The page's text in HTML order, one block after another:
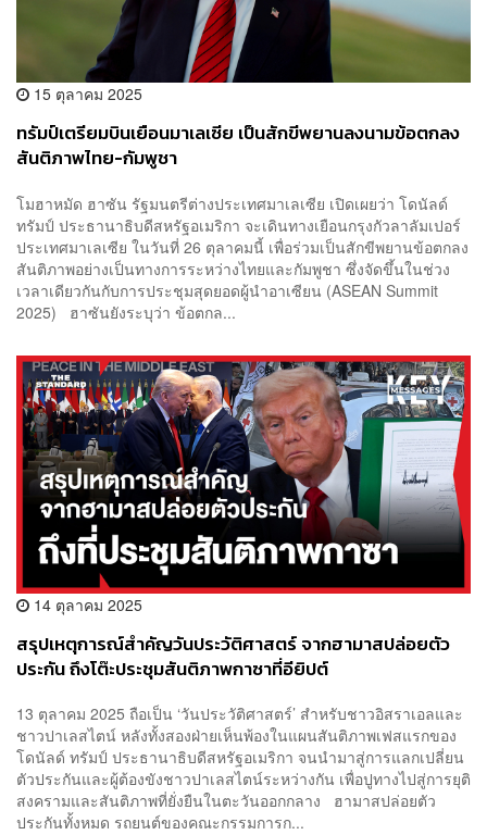
15 ตุลาคม 2025
ทรัมป์เตรียมบินเยือนมาเลเซีย เป็นสักขีพยานลงนามข้อตกลง
สันติภาพไทย-กัมพูชา
โมฮาหมัด ฮาซัน รัฐมนตรีต่างประเทศมาเลเซีย เปิดเผยว่า โดนัลด์
ทรัมป์ ประธานาธิบดีสหรัฐอเมริกา จะเดินทางเยือนกรุงกัวลาลัมเปอร์
ประเทศมาเลเซีย ในวันที่ 26 ตุลาคมนี้ เพื่อร่วมเป็นสักขีพยานข้อตกลง
สันติภาพอย่างเป็นทางการระหว่างไทยและกัมพูชา ซึ่งจัดขึ้นในช่วง
เวลาเดียวกันกับการประชุมสุดยอดผู้นำอาเซียน (ASEAN Summit
2025) ฮาซันยังระบุว่า ข้อตกล...
14 ตุลาคม 2025
สรุปเหตุการณ์สำคัญวันประวัติศาสตร์ จากฮามาสปล่อยตัว
ประกัน ถึงโต๊ะประชุมสันติภาพกาซาที่อียิปต์
13 ตุลาคม 2025 ถือเป็น ‘วันประวัติศาสตร์’ สำหรับชาวอิสราเอลและ
ชาวปาเลสไตน์ หลังทั้งสองฝ่ายเห็นพ้องในแผนสันติภาพเฟสแรกของ
โดนัลด์ ทรัมป์ ประธานาธิบดีสหรัฐอเมริกา จนนำมาสู่การแลกเปลี่ยน
ตัวประกันและผู้ต้องขังชาวปาเลสไตน์ระหว่างกัน เพื่อปูทางไปสู่การยุติ
สงครามและสันติภาพที่ยั่งยืนในตะวันออกกลาง ฮามาสปล่อยตัว
ประกันทั้งหมด รถยนต์ของคณะกรรมการก...